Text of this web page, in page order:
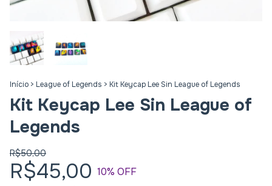
Início > League of Legends > Kit Keycap Lee Sin League of Legends
Kit Keycap Lee Sin League of
Legends
R$50,00
R$45,00 10% OFF